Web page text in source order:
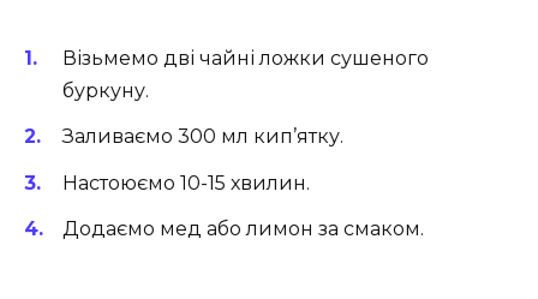
Візьмемо дві чайні ложки сушеного
буркуну.
Заливаємо 300 мл кип’ятку.
Настоюємо 10-15 хвилин.
Додаємо мед або лимон за смаком.